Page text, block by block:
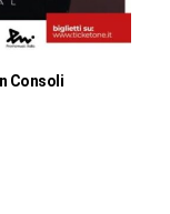
Consoli